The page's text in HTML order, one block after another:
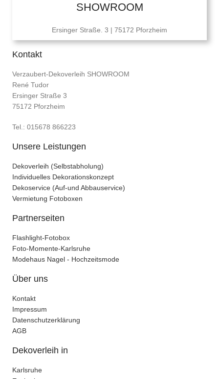
SHOWROOM
Ersinger Straße. 3 | 75172 Pforzheim
Kontakt
Verzaubert-Dekoverleih SHOWROOM
René Tudor
Ersinger Straße 3
75172 Pforzheim
Tel.: 015678 866223
Unsere Leistungen
Dekoverleih (Selbstabholung)
Individuelles Dekorationskonzept
Dekoservice (Auf-und Abbauservice)
Vermietung Fotoboxen
Partnerseiten
Flashlight-Fotobox
Foto-Momente-Karlsruhe
Modehaus Nagel - Hochzeitsmode
Über uns
Kontakt
Impressum
Datenschutzerklärung
AGB
Dekoverleih in
Karlsruhe
Enzkreis